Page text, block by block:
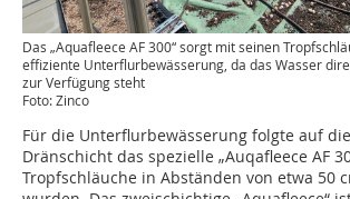
Das „Aquafleece AF 300“ sorgt mit seinen
effiziente Unterflurbewässerung, da das Wasser
zur Verfügung steht
Foto: Zinco
Für die Unterflurbewässerung folgte auf
Dränschicht das spezielle „Auqafleece AF
Tropfschläuche in Abständen von etwa 50